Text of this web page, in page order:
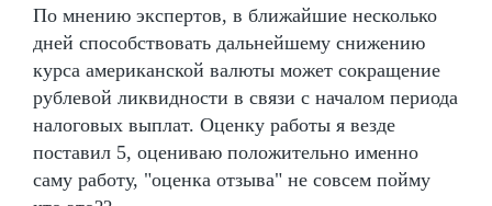
По мнению экспертов, в ближайшие несколько
дней способствовать дальнейшему снижению
курса американской валюты может сокращение
рублевой ликвидности в связи с началом периода
налоговых выплат. Оценку работы я везде
поставил 5, оцениваю положительно именно
саму работу, "оценка отзыва" не совсем пойму